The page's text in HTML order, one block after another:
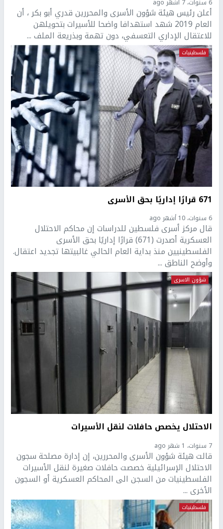
أعلن رئيس هيئة شؤون الأسرى والمحررين قدري أبو بكر ، أن
العام 2019 شهد استهدافا واضحا للأسيرات بتحويلهن
للاعتقال الإداري التعسفي، دون تهمة وبذريعة الملف ...
فلسطينيات
671 قرارًا إداريًا بحق الأسرى
6 سنوات، 10 أشهر ago
قال مركز أسرى فلسطين للدراسات إن محاكم الاحتلال
العسكرية أصدرت (671) قرارًا إداريًا بحق الأسرى
الفلسطينيين منذ بداية العام الحالي غالبيتها تجديد اعتقال.
وأوضح الناطق ...
شؤون الاسرى
الاحتلال يخصص حافلات لنقل الأسيرات
7 سنوات، 1 شهر ago
قالت هيئة شؤون الأسرى والمحررين، إن إدارة مصلحة سجون
الاحتلال الإسرائيلية خصصت حافلات صغيرة لنقل الأسيرات
الفلسطينيات من السجن الى المحاكم العسكرية أو السجون
الأخرى ...
فلسطينيات